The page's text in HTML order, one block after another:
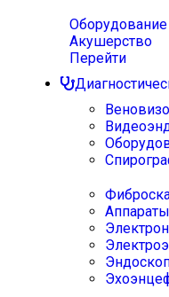
Акушерство
Перейти